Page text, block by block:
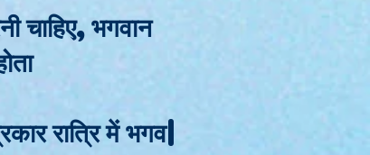
चाहिए, भगवान
रात्रि में भगव|